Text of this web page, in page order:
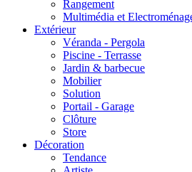
Rangement
Multimédia et
Extérieur
Véranda - Pergola
Piscine - Terrasse
Jardin & barbecue
Mobilier
Solution
Portail - Garage
Clôture
Store
Décoration
Tendance